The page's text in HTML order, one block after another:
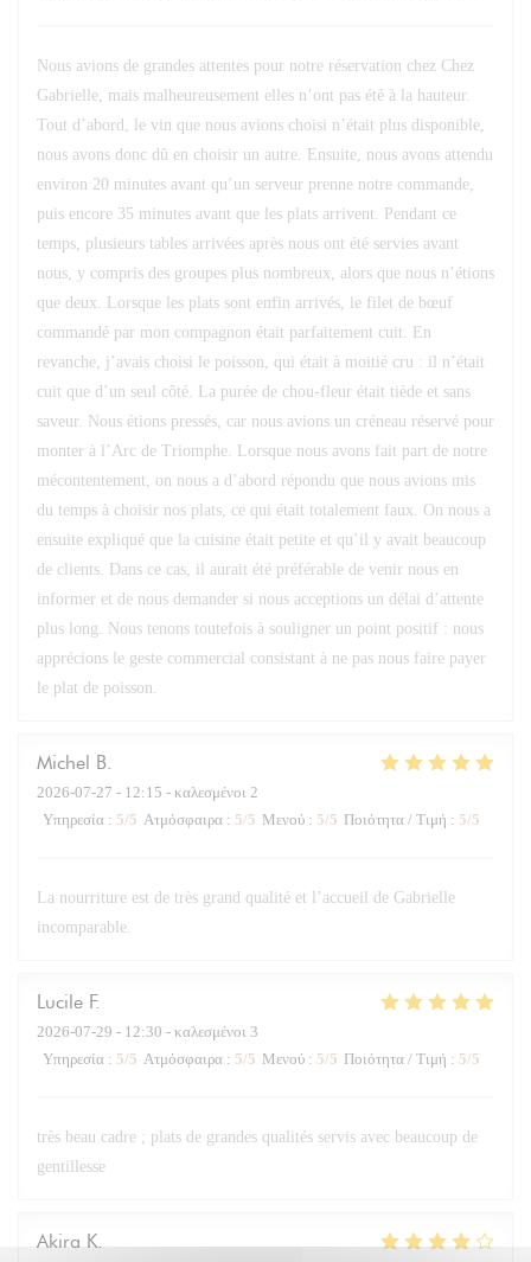
Nous avions de grandes attentes pour notre réservation chez Chez
Gabrielle, mais malheureusement elles n’ont pas été à la hauteur.
Tout d’abord, le vin que nous avions choisi n’était plus disponible,
nous avons donc dû en choisir un autre. Ensuite, nous avons attendu
environ 20 minutes avant qu’un serveur prenne notre commande,
puis encore 35 minutes avant que les plats arrivent. Pendant ce
temps, plusieurs tables arrivées après nous ont été servies avant
nous, y compris des groupes plus nombreux, alors que nous n’étions
que deux. Lorsque les plats sont enfin arrivés, le filet de bœuf
commandé par mon compagnon était parfaitement cuit. En
revanche, j’avais choisi le poisson, qui était à moitié cru : il n’était
cuit que d’un seul côté. La purée de chou-fleur était tiède et sans
saveur. Nous étions pressés, car nous avions un créneau réservé pour
monter à l’Arc de Triomphe. Lorsque nous avons fait part de notre
mécontentement, on nous a d’abord répondu que nous avions mis
du temps à choisir nos plats, ce qui était totalement faux. On nous a
ensuite expliqué que la cuisine était petite et qu’il y avait beaucoup
de clients. Dans ce cas, il aurait été préférable de venir nous en
informer et de nous demander si nous acceptions un délai d’attente
plus long. Nous tenons toutefois à souligner un point positif : nous
apprécions le geste commercial consistant à ne pas nous faire payer
le plat de poisson.
Michel B
2026-07-27 - 12:15 - καλεσμένοι 2
Υπηρεσία : 5/5 Ατμόσφαιρα : 5/5 Μενού : 5/5 Ποιότητα / Τιμή : 5/5
La nourriture est de très grand qualité et l’accueil de Gabrielle
incomparable.
Lucile F
2026-07-29 - 12:30 - καλεσμένοι 3
Υπηρεσία : 5/5 Ατμόσφαιρα : 5/5 Μενού : 5/5 Ποιότητα / Τιμή : 5/5
très beau cadre ; plats de grandes qualités servis avec beaucoup de
gentillesse
Akira K